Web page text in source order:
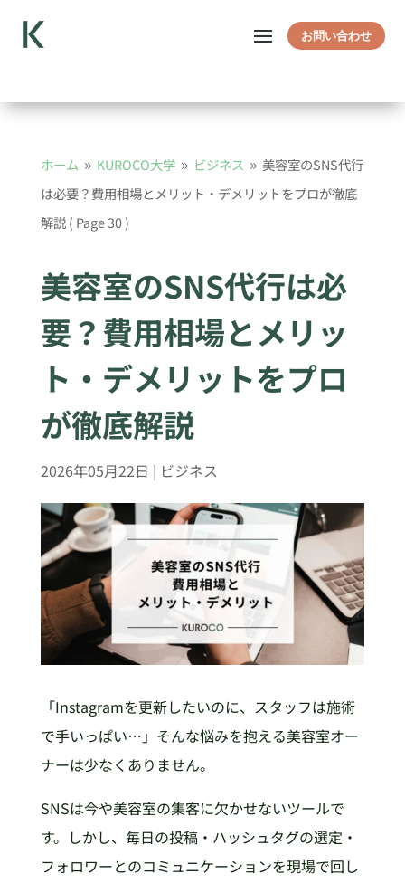
お問い合わせ
ホーム 9 KUROCO大学 9 ビジネス 9 美容室のSNS代行
は必要？費用相場とメリット・デメリットをプロが徹底
解説( Page 30 )
美容室のSNS代行は必
要？費用相場とメリッ
ト・デメリットをプロ
が徹底解説
2026年05月22日 | ビジネス
「Instagramを更新したいのに、スタッフは施術
で手いっぱい⋯」そんな悩みを抱える美容室オー
ナーは少なくありません。
SNSは今や美容室の集客に欠かせないツールで
す。しかし、毎日の投稿・ハッシュタグの選定・
フォロワーとのコミュニケーションを現場で回し